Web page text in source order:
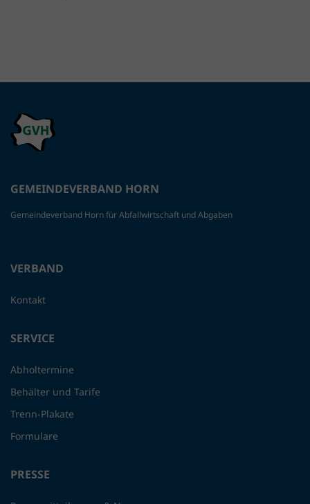
GEMEINDEVERBAND HORN
Gemeindeverband Horn für Abfallwirtschaft und Abgaben
VERBAND
Kontakt
SERVICE
Abholtermine
Behälter und Tarife
Trenn-Plakate
Formulare
PRESSE